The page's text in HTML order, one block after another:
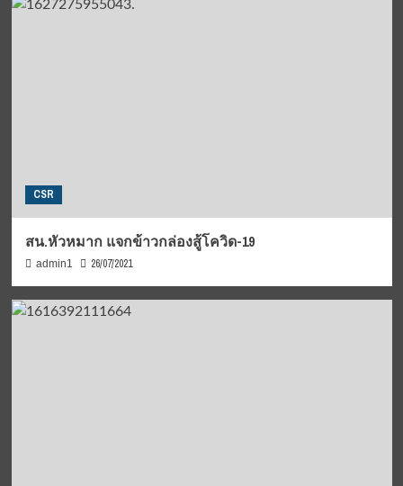
CSR
สน.หัวหมาก แจกข้าวกล่องสู้โควิด-19
admin1 26/07/2021